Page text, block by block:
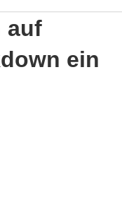
auf
ein